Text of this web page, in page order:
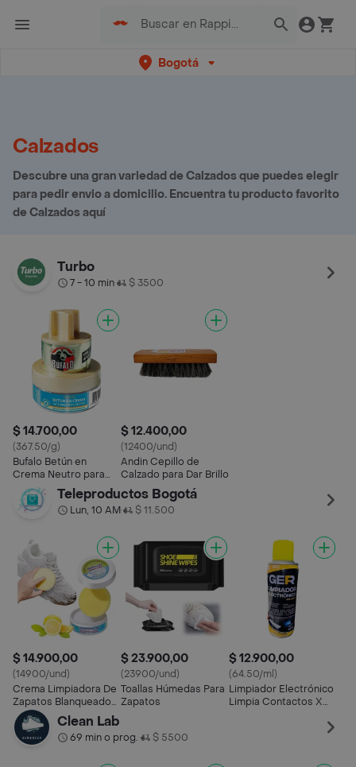
Bogotá
Calzados
Descubre una gran variedad de Calzados que puedes elegir
para pedir envio a domicilio. Encuentra tu producto favorito
de Calzados aquí
Turbo
7 - 10 min• $ 3500
$ 14.700,00
(367.50/g)
Bufalo Betún en
Crema Neutro para
Calzado
$ 12.400,00
(12400/und)
Andin Cepillo de
Calzado para Dar Brillo
Teleproductos Bogotá
Lun, 10 AM• $ 11.500
$ 14.900,00
(14900/und)
Crema Limpiadora De
Zapatos Blanqueador
Quita Manchas
$ 23.900,00
(23900/und)
Toallas Húmedas Para
Zapatos
$ 12.900,00
(64.50/ml)
Limpiador Electrónico
Limpia Contactos X
Clean Lab
69 min o prog.• $ 5500